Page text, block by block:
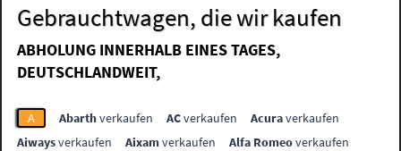
Gebrauchtwagen, die wir kaufen
ABHOLUNG INNERHALB EINES TAGES,
DEUTSCHLANDWEIT,
A Abarthverkaufen ACverkaufen Acuraverkaufen
Aiwaysverkaufen Aixamverkaufen Alfa Romeoverkaufen